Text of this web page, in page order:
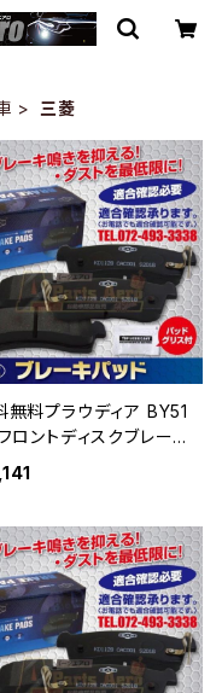
三菱
無料プラウディア BY51
ッド左右 PA444
ＡＣ）/専用グリス付